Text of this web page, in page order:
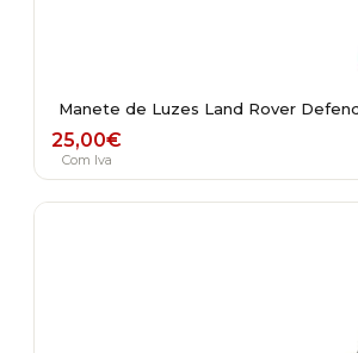
Manete de Luzes Land Rover
25,00€
Com Iva